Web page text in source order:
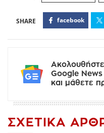
facebook
Google News
και μάθετε
ΣΧΕΤΙΚΆ